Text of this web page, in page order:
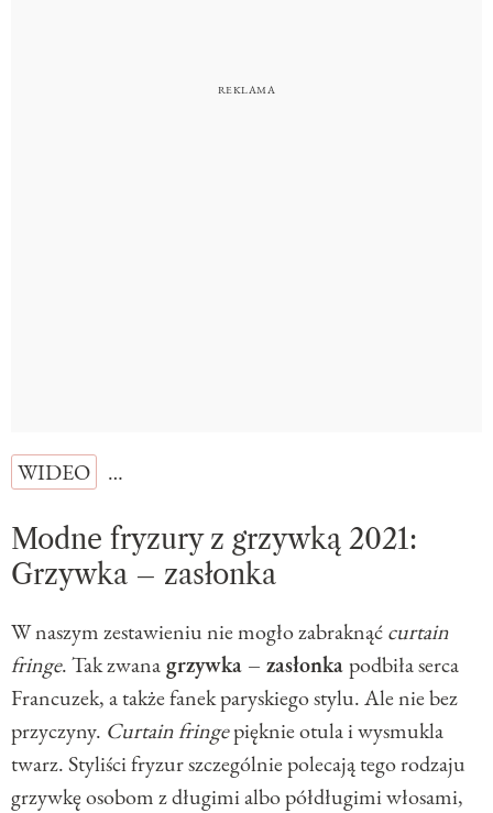
WIDEO …
Modne fryzury z grzywką 2021:
Grzywka – zasłonka
W naszym zestawieniu nie mogło zabraknąćcurtain
fringe. Tak zwanagrzywka – zasłonkapodbiła serca
Francuzek, a także fanek paryskiego stylu. Ale nie bez
przyczyny. Curtain fringepięknie otula i wysmukla
twarz. Styliści fryzur szczególnie polecają tego rodzaju
grzywkę osobom z długimi albo półdługimi włosami,